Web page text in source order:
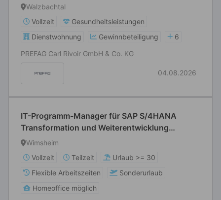
Walzbachtal
Vollzeit
Gesundheitsleistungen
Dienstwohnung
Gewinnbeteiligung
6
PREFAG Carl Rivoir GmbH & Co. KG
04.08.2026
IT-Programm-Manager für SAP S/4HANA
Transformation und Weiterentwicklung
(m/w/d)
Wimsheim
Vollzeit
Teilzeit
Urlaub >= 30
Flexible Arbeitszeiten
Sonderurlaub
Homeoffice möglich